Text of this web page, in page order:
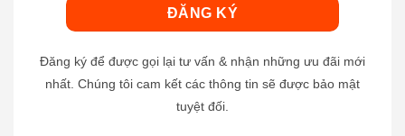
Đăng ký để được gọi lại tư vấn & nhận những ưu đãi mới
nhất. Chúng tôi cam kết các thông tin sẽ được bảo mật
tuyệt đối.